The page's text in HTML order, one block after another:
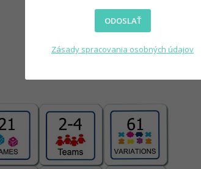
ODOSLAŤ
Zásady spracovania osobných údajov